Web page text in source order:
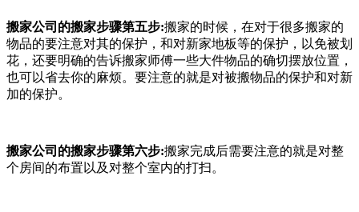
搬家公司的搬家步骤第五步:搬家的时候，在对于很多搬家的
物品的要注意对其的保护，和对新家地板等的保护，以免被划
花，还要明确的告诉搬家师傅一些大件物品的确切摆放位置，
也可以省去你的麻烦。要注意的就是对被搬物品的保护和对新
加的保护。
搬家公司的搬家步骤第六步:搬家完成后需要注意的就是对整
个房间的布置以及对整个室内的打扫。